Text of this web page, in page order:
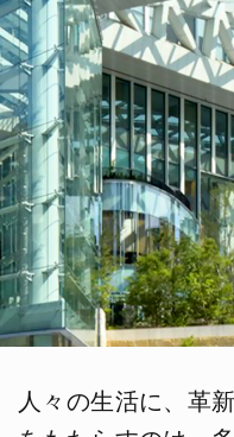
人々の生活に、革